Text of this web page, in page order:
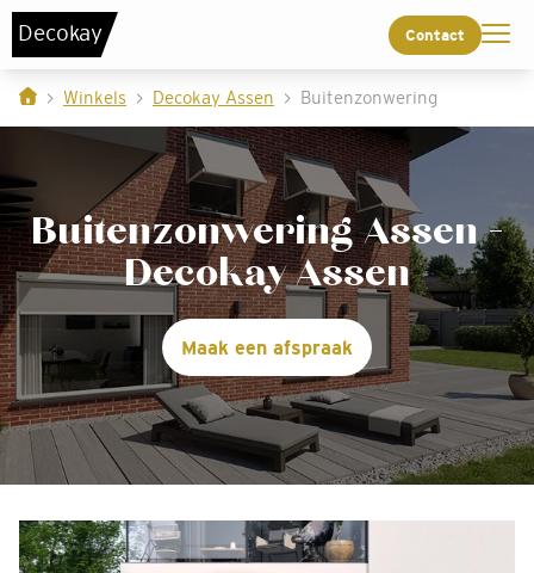
Decokay Contact
Winkels Decokay Assen Buitenzonwering
Buitenzonwering Assen -
Decokay Assen
Maak een afspraak